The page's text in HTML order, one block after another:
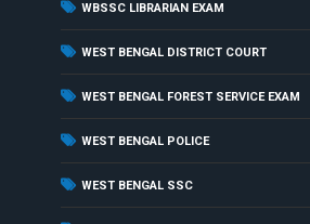
WBSSC LIBRARIAN EXAM
WEST BENGAL DISTRICT COURT
WEST BENGAL FOREST SERVICE EXAM
WEST BENGAL POLICE
WEST BENGAL SSC